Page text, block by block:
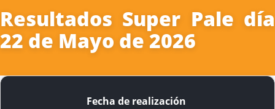
Resultados Super Pale día
22 de Mayo de 2026
Fecha de realización